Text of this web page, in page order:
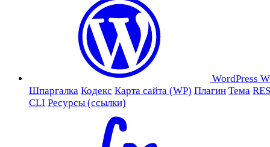
WordPress
Шпаргалка Кодекс Карта сайта (WP) Плагин Тема
CLI Ресурсы (ссылки)